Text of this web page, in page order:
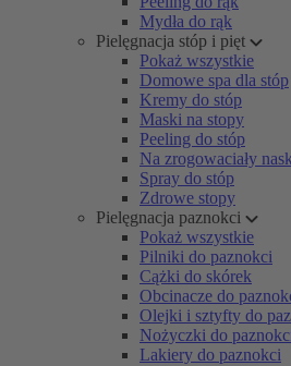
Mydła do rąk
Pielęgnacja stóp i pięt
Pokaż wszystkie
Domowe spa dla stóp
Kremy do stóp
Maski na stopy
Peeling do stóp
Na zrogowaciały
Spray do stóp
Zdrowe stopy
Pielęgnacja paznokci
Pokaż wszystkie
Pilniki do paznokci
Cążki do skórek
Obcinacze do
Olejki i sztyfty do
Nożyczki do
Lakiery do paznokci